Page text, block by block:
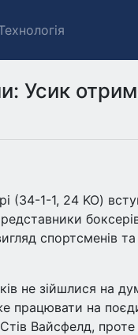
Усик
(34-1-1, 24 KO)
спортсменів
не зійшлися на
працювати на
Вайсфелд,